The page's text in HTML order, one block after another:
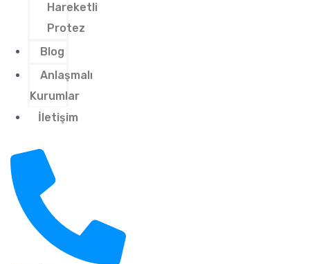
Hareketli
Protez
Blog
Anlaşmalı
Kurumlar
İletişim